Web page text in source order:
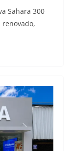
Sahara 300
renovado,